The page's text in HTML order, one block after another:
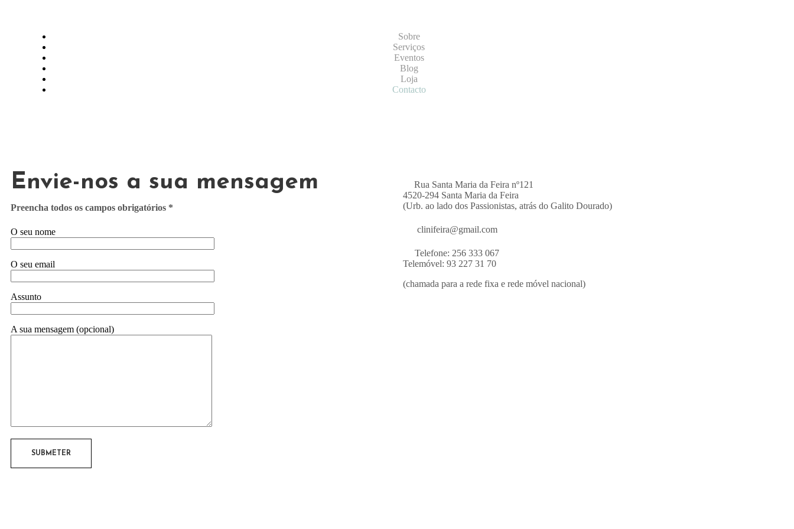
Sobre
Serviços
Eventos
Blog
Loja
Contacto
Envie-nos a sua mensagem
Preencha todos os campos obrigatórios *
O seu nome
O seu email
Assunto
A sua mensagem (opcional)
Rua Santa Maria da Feira nº121
4520-294 Santa Maria da Feira
(Urb. ao lado dos Passionistas, atrás do Galito Dourado)
clinifeira@gmail.com
Telefone: 256 333 067
Telemóvel: 93 227 31 70
(chamada para a rede fixa e rede móvel nacional)